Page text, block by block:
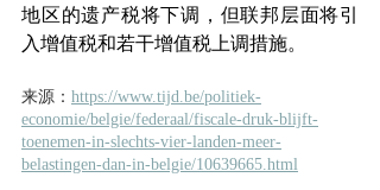
地区的遗产税将下调，但联邦层面将引
入增值税和若干增值税上调措施。
来源： https://www.tijd.be/politiek-
economie/belgie/federaal/fiscale-druk-blijft-
toenemen-in-slechts-vier-landen-meer-
belastingen-dan-in-belgie/10639665.html